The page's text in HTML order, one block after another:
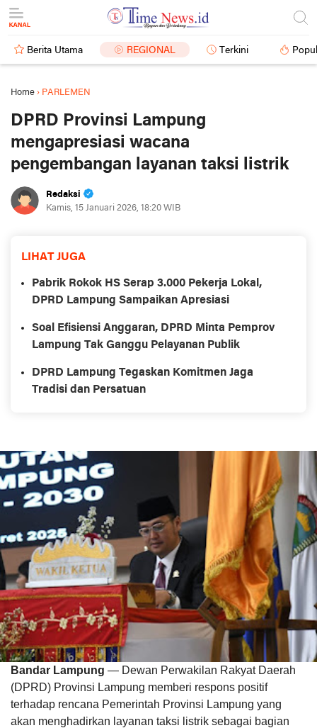
Berita Utama REGIONAL Terkini
Home › PARLEMEN
DPRD Provinsi Lampung
mengapresiasi wacana
pengembangan layanan taksi listrik
Redaksi
Kamis, 15 Januari 2026, 18:20 WIB
LIHAT JUGA
Pabrik Rokok HS Serap 3.000 Pekerja Lokal,
DPRD Lampung Sampaikan Apresiasi
Soal Efisiensi Anggaran, DPRD Minta Pemprov
Lampung Tak Ganggu Pelayanan Publik
DPRD Lampung Tegaskan Komitmen Jaga
Tradisi dan Persatuan
Bandar Lampung — Dewan Perwakilan Rakyat Daerah
(DPRD) Provinsi Lampung memberi respons positif
terhadap rencana Pemerintah Provinsi Lampung yang
akan menghadirkan layanan taksi listrik sebagai bagian